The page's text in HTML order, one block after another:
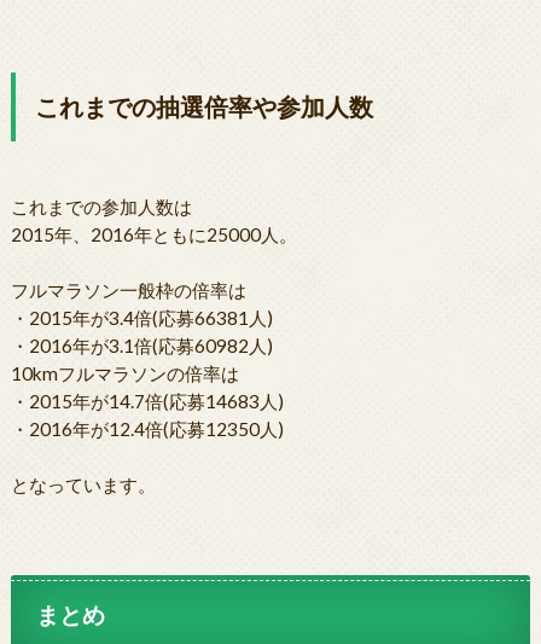
これまでの抽選倍率や参加人数
これまでの参加人数は
2015年、2016年ともに25000人。
フルマラソン一般枠の倍率は
・2015年が3.4倍(応募66381人)
・2016年が3.1倍(応募60982人)
10kmフルマラソンの倍率は
・2015年が14.7倍(応募14683人)
・2016年が12.4倍(応募12350人)
となっています。
まとめ